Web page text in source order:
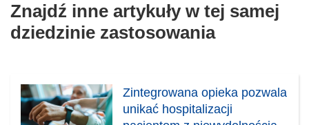
Znajdź inne artykuły w tej samej
dziedzinie zastosowania
Zintegrowana opieka pozwala
unikać hospitalizacji